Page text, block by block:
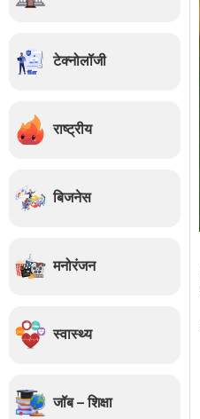
टेक्नोलॉजी
राष्ट्रीय
बिजनेस
मनोरंजन
स्वास्थ्य
जॉब – शिक्षा